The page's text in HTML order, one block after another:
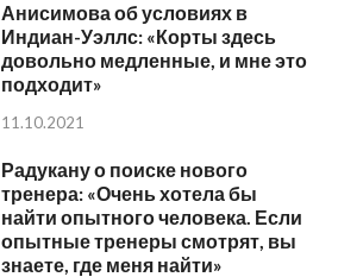
Анисимова об условиях в
Индиан-Уэллс: «Корты здесь
довольно медленные, и мне это
подходит»
11.10.2021
Радукану о поиске нового
тренера: «Очень хотела бы
найти опытного человека. Если
опытные тренеры смотрят, вы
знаете, где меня найти»